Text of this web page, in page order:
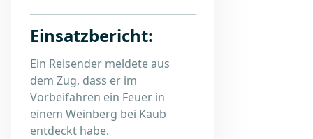
Einsatzbericht:
Ein Reisender meldete aus
dem Zug, dass er im
Vorbeifahren ein Feuer in
einem Weinberg bei Kaub
entdeckt habe.